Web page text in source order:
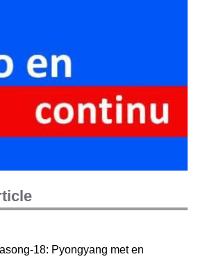
18: Pyongyang met en